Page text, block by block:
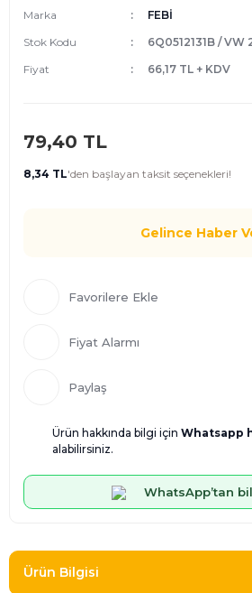
Marka
FEBİ
Stok Kodu
6Q0512131B / VW
Fiyat
66,17 TL + KDV
79,40 TL
8,34 TL'den başlayan taksit seçenekleri!
Gelince Haber
Fiyat Alarmı
Paylaş
Ürün hakkında bilgi için Whatsapp
alabilirsiniz.
WhatsApp’tan
Ürün Bilgisi